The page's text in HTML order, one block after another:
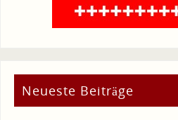
Neueste Beiträge